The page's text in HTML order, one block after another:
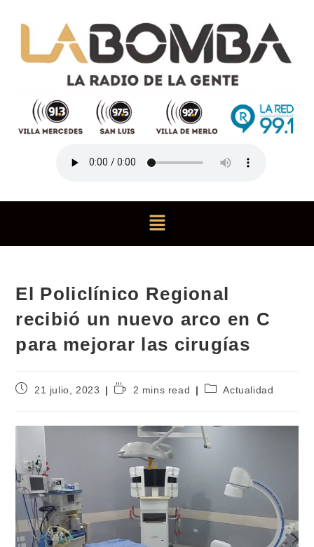
El Policlínico Regional
recibió un nuevo arco en C
para mejorar las cirugías
21 julio, 2023 2 mins read Actualidad